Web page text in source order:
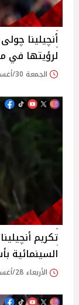
أنچيلينا
لرؤيتها في
الجمعة 30/أغسطس/2024 - 12:42 م
تكريم
السينمائية
الأربعاء 28/أغسطس/2024 - 11:41 ص